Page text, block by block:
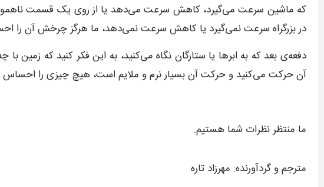
که ماشین سرعت می‌گیرد، کاهش سرعت می‌دهد یا از روی یک قسمت ناهموار
در بزرگراه سرعت نمی‌گیرد یا کاهش سرعت نمی‌دهد، ما هرگز چرخش آن را
دفعه‌ی بعد که به ابرها یا ستارگان نگاه می‌کنید، به این فکر کنید که زمین
آن حرکت می‌کنید و حرکت آن بسیار نرم و ملایم است، هیچ چیزی را احساس
ما منتظر نظرات شما هستیم.
مترجم و گردآورنده: مهرزاد تاره